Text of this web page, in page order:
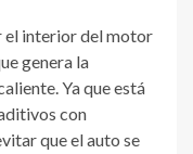
el interior del motor
genera la
Ya que está
con
que el auto se